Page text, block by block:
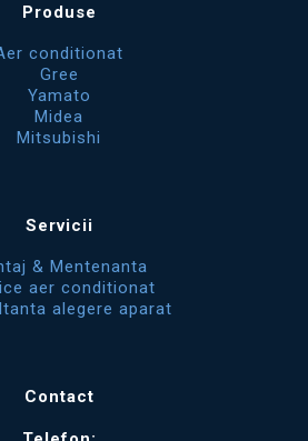
Produse
conditionat
Gree
Yamato
Midea
Mitsubishi
Servicii
& Mentenanta
aer conditionat
alegere aparat
Contact